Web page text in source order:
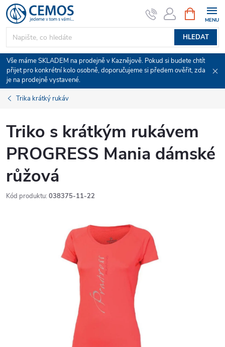
Přejít
na
obsah
HLEDAT
NÁKUPNÍ
KOŠÍK
Vše máme SKLADEM na prodejně v Kaznějově. Pokud si budete chtít
přijet pro konkrétní kolo osobně, doporučujeme si předem ověřit, zda
je na prodejně vystavené.
Trika krátký rukáv
Triko s krátkým rukávem
PROGRESS Mania dámské
růžová
Kód produktu: 038375-11-22